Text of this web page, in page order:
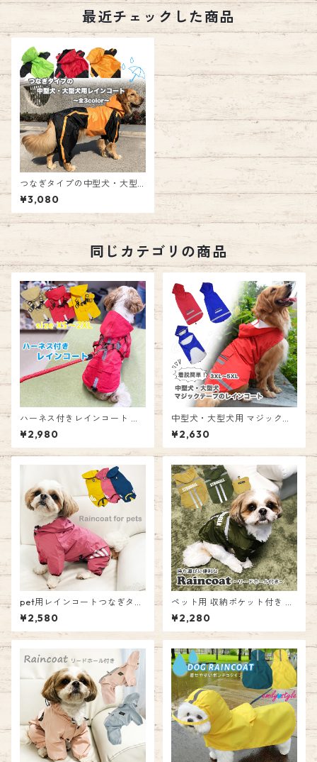
最近チェックした商品
つなぎタイプの中型犬・大型
犬用レインコート 雨具 カッパ
中型犬 大型犬 犬用 ペット用
つなぎ 足つき ボタン リードホ
ール付き お散歩 お出かけ ペッ
ースタイル emilystyle
¥3,080
同じカテゴリの商品
ハーネス付きレインコート カ
ッパ 雨具 犬用 ペットウェア
ハーネス 胴輪 お散歩 お出かけ
雨 ドッグ ウェア エミリースタ
¥2,980
中型犬・大型犬用 マジックテ
ープのレインコート 犬 ドッグ
ウェア ペットウェア カッパ レ
インコート 雨具 お散歩 着脱簡
お出かけ エミリースタイル e
milystyle
¥2,630
pet用レインコートつなぎタイ
プ リードホール付き 雨具 カッ
パ つなぎ 足つき お散歩 犬 ペ
ットウェア 防水服 ドッグ ウェ
タイル emilystyle
¥2,580
ペット用 収納ポケット付き レ
インコート ☆ リードホール カ
ッパ 雨具 お散歩 犬 ペットウ
ェア 防水服 ドッグ ウェア ペ
ル emilystyle
¥2,280